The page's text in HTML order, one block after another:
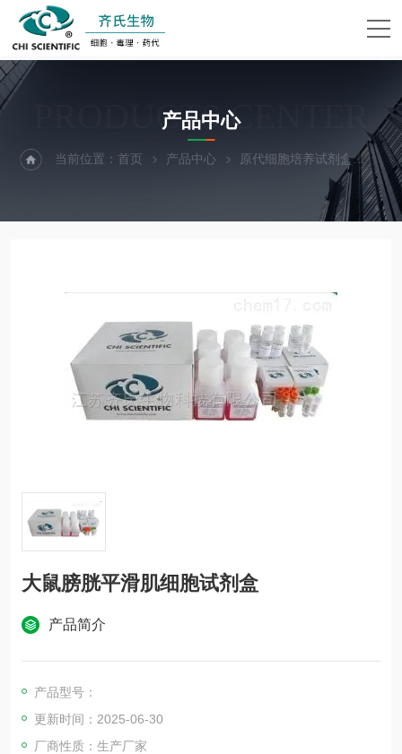
PRODUCTS CENTER
产品中心
当前位置：首页 产品中心 原代细胞培养试剂盒 大
大鼠膀胱平滑肌细胞试剂盒
产品简介
产品型号：
更新时间：2025-06-30
厂商性质：生产厂家